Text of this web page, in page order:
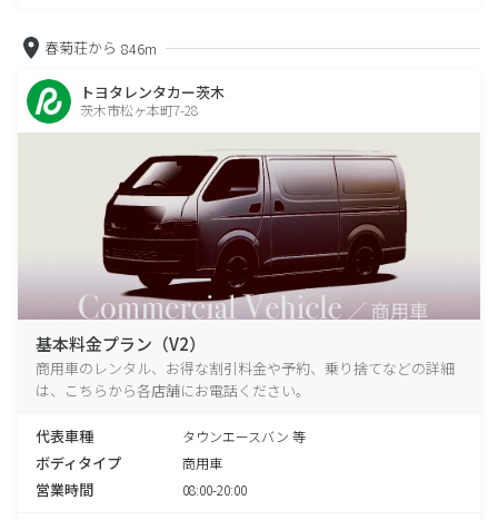
春菊荘から 846m
トヨタレンタカー茨木
茨木市松ヶ本町7-28
基本料金プラン（V2）
商用車のレンタル、お得な割引料金や予約、乗り捨てなどの詳細
は、こちらから各店舗にお電話ください。
代表車種 タウンエースバン 等
ボディタイプ 商用車
営業時間 08:00-20:00